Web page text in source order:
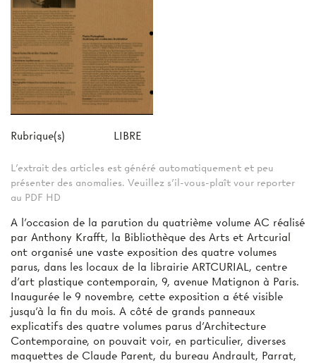
Rubrique(s) LIBRE
L'extrait des articles est généré automatiquement et peu
présenter des anomalies. Veuillez s'il-vous-plaît vour reporter
au PDF HD
A l'occasion de la parution du quatrième volume AC réalisé
par Anthony Krafft, la Bibliothèque des Arts et Artcurial
ont organisé une vaste exposition des quatre volumes
parus, dans les locaux de la librairie ARTCURIAL, centre
d’art plastique contemporain, 9, avenue Matignon à Paris.
Inaugurée le 9 novembre, cette exposition a été visible
jusqu'à la fin du mois. A côté de grands panneaux
explicatifs des quatre volumes parus d'Architecture
Contemporaine, on pouvait voir, en particulier, diverses
maquettes de Claude Parent, du bureau Andrault, Parrat,